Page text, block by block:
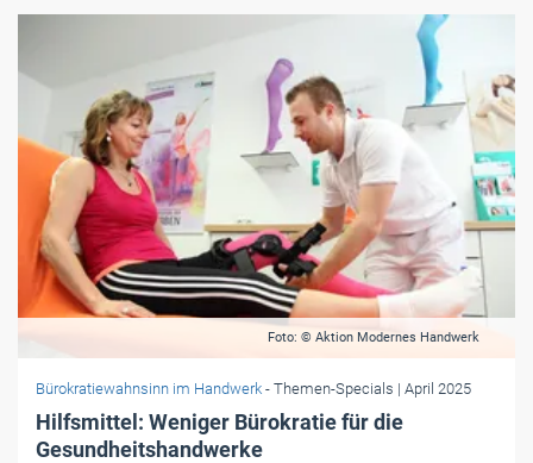
Foto: © Aktion Modernes Handwerk
Bürokratiewahnsinn im Handwerk - Themen-Specials | April 2025
Hilfsmittel: Weniger Bürokratie für die
Gesundheitshandwerke